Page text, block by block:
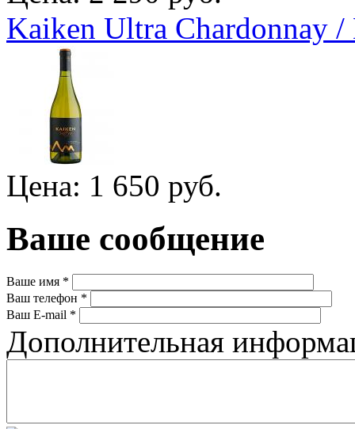
Kaiken Ultra Chardonnay
Цена: 1 650 руб.
Ваше сообщение
Ваше имя *
Ваш телефон *
Ваш E-mail *
Дополнительная